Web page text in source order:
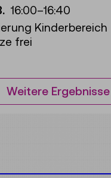
16:00–16:40
Kinderbereich
frei
Weitere